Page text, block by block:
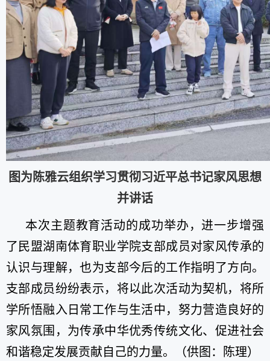
图为陈雅云组织学习贯彻习近平总书记家风思想
并讲话
本次主题教育活动的成功举办，进一步增强
了民盟湖南体育职业学院支部成员对家风传承的
认识与理解，也为支部今后的工作指明了方向。
支部成员纷纷表示，将以此次活动为契机，将所
学所悟融入日常工作与生活中，努力营造良好的
家风氛围，为传承中华优秀传统文化、促进社会
和谐稳定发展贡献自己的力量。（供图：陈理）